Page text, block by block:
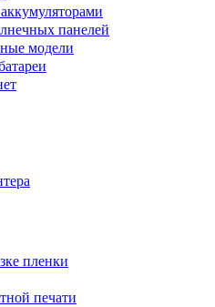
панелей
модели
пленки
печати